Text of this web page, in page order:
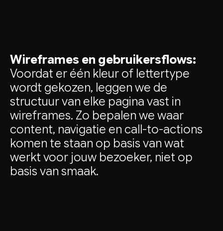
Wireframes en gebruikersflows:
Voordat er één kleur of lettertype
wordt gekozen, leggen we de
structuur van elke pagina vast in
wireframes. Zo bepalen we waar
content, navigatie en call-to-actions
komen te staan op basis van wat
werkt voor jouw bezoeker, niet op
basis van smaak.